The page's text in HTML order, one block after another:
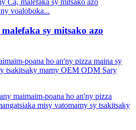
sy mitsako azo